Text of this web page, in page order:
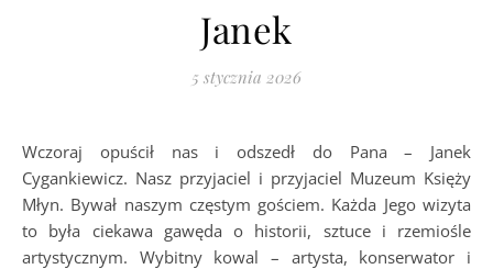
Janek
5 stycznia 2026
Wczoraj opuścił nas i odszedł do Pana – Janek
Cygankiewicz. Nasz przyjaciel i przyjaciel Muzeum Księży
Młyn. Bywał naszym częstym gościem. Każda Jego wizyta
to była ciekawa gawęda o historii, sztuce i rzemiośle
artystycznym. Wybitny kowal – artysta, konserwator i